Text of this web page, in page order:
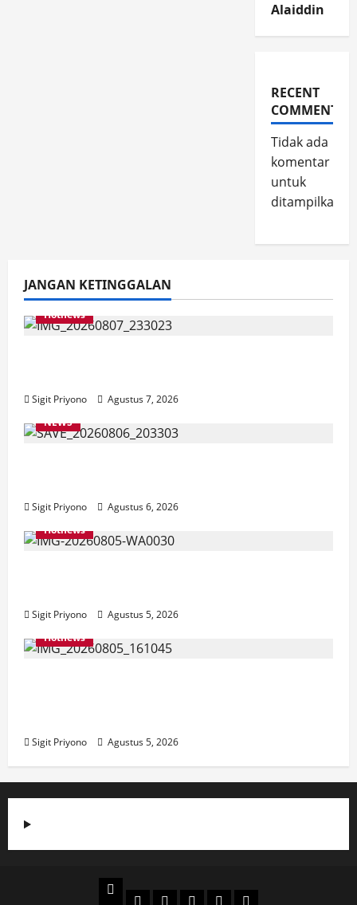
Alaiddin
RECENT
COMMENTS
Tidak ada
komentar
untuk
ditampilkan.
JANGAN KETINGGALAN
Hotnews
Sigit Priyono
Agustus 7, 2026
NEWS
Sigit Priyono
Agustus 6, 2026
Hotnews
Sigit Priyono
Agustus 5, 2026
Hotnews
Sigit Priyono Agustus 5, 2026
Beranda
PolitikOtomotifEkonomiSosialtentang